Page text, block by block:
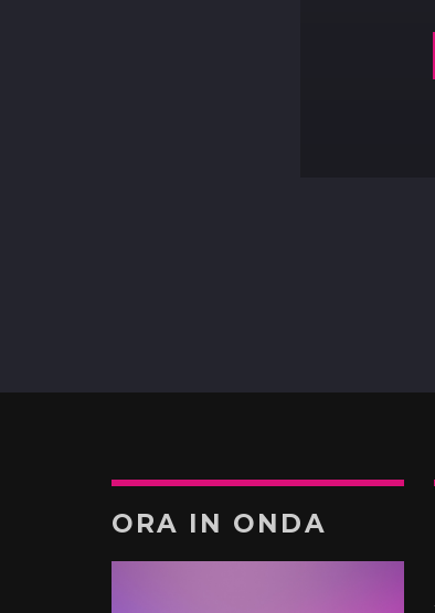
ORA IN ONDA